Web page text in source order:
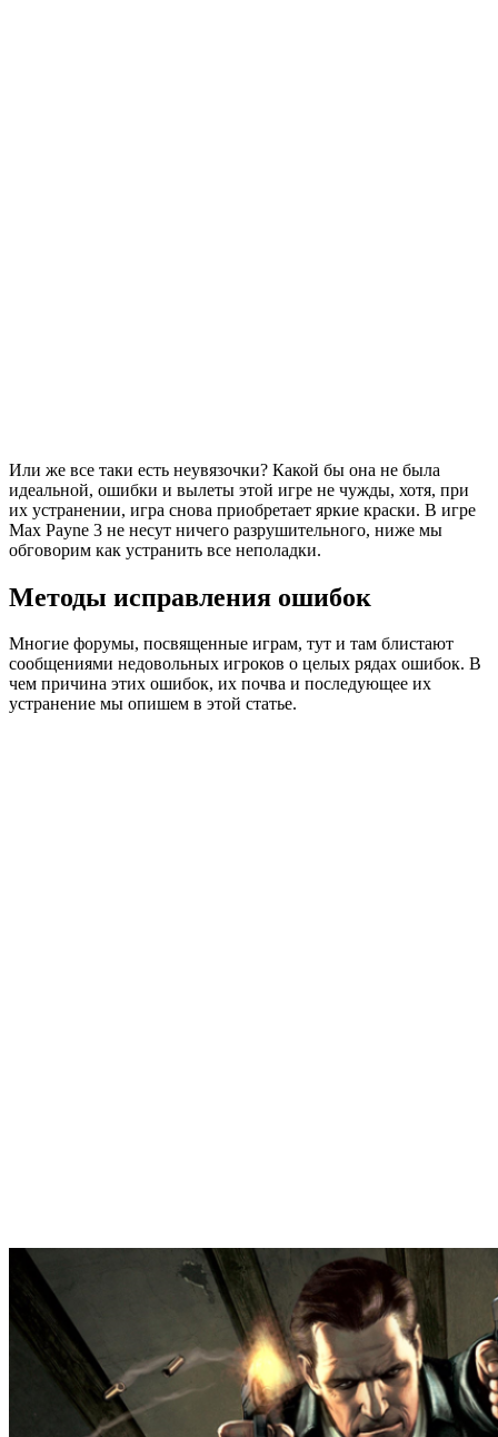
Или же все таки есть неувязочки? Какой бы она не была
идеальной, ошибки и вылеты этой игре не чужды, хотя, при
их устранении, игра снова приобретает яркие краски. В игре
Max Payne 3 не несут ничего разрушительного, ниже мы
обговорим как устранить все неполадки.
Методы исправления ошибок
Многие форумы, посвященные играм, тут и там блистают
сообщениями недовольных игроков о целых рядах ошибок. В
чем причина этих ошибок, их почва и последующее их
устранение мы опишем в этой статье.